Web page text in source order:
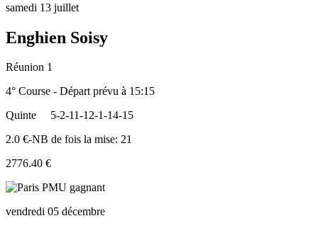
samedi 13 juillet
Enghien Soisy
Réunion 1
4° Course - Départ prévu à 15:15
Quinte
5-2-11-12-1-14-15
2.0 €-NB de fois la mise: 21
2776.40 €
vendredi 05 décembre